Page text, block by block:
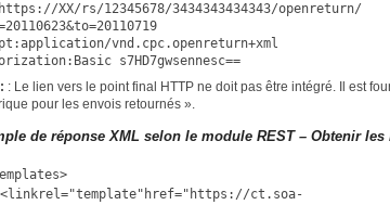
https://XX/rs/12345678/3434343434343/openreturn/
vnd.cpc.openreturn+xml
s7HD7gwsennesc==
: Le lien vers le point final HTTP ne doit pas être intégré. Il est
pour les envois retournés ».
de réponse XML selon le module REST – Obtenir
<linkrel="template"href="https://ct.soa-